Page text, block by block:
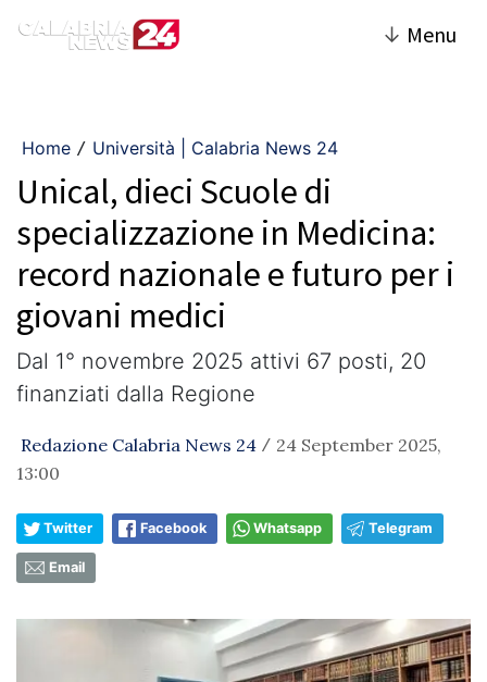
↓ Menu
Home / Università | Calabria News 24
Unical, dieci Scuole di
specializzazione in Medicina:
record nazionale e futuro per i
giovani medici
Dal 1° novembre 2025 attivi 67 posti, 20
finanziati dalla Regione
Redazione Calabria News 24 / 24 September 2025,
13:00
Twitter Facebook Whatsapp Telegram
Email